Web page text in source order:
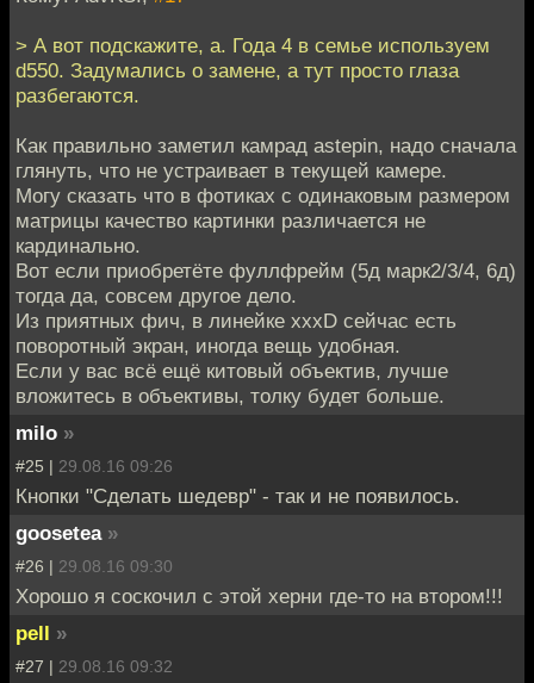
> А вот подскажите, а. Года 4 в семье используем
d550. Задумались о замене, а тут просто глаза
разбегаются.
Как правильно заметил камрад astepin, надо сначала
глянуть, что не устраивает в текущей камере.
Могу сказать что в фотиках с одинаковым размером
матрицы качество картинки различается не
кардинально.
Вот если приобретёте фуллфрейм (5д марк2/3/4, 6д)
тогда да, совсем другое дело.
Из приятных фич, в линейке xxxD сейчас есть
поворотный экран, иногда вещь удобная.
Если у вас всё ещё китовый объектив, лучше
вложитесь в объективы, толку будет больше.
milo »
#25 | 29.08.16 09:26
Кнопки "Сделать шедевр" - так и не появилось.
goosetea »
#26 | 29.08.16 09:30
Хорошо я соскочил с этой херни где-то на втором!!!
pell »
#27 | 29.08.16 09:32